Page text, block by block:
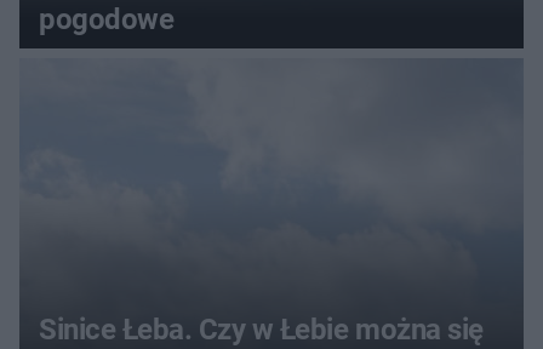
pogodowe
Sinice Łeba. Czy w Łebie można się